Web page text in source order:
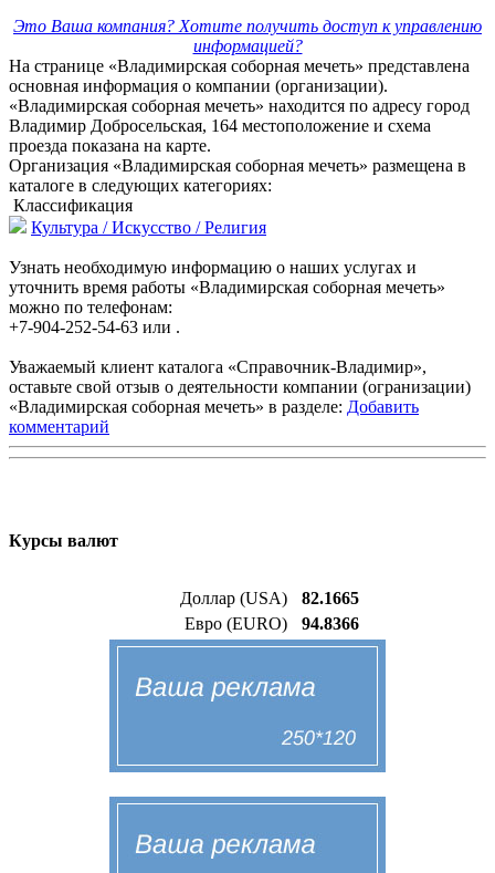
Это Ваша компания? Хотите получить доступ к управлению
информацией?
На странице «Владимирская соборная мечеть» представлена
основная информация о компании (организации).
«Владимирская соборная мечеть» находится по адресу город
Владимир Добросельская, 164 местоположение и схема
проезда показана на карте.
Организация «Владимирская соборная мечеть» размещена в
каталоге в следующих категориях:
Классификация
Культура / Искусство / Религия
Узнать необходимую информацию о наших услугах и
уточнить время работы «Владимирская соборная мечеть»
можно по телефонам:
+7-904-252-54-63 или .
Уважаемый клиент каталога «Справочник-Владимир»,
оставьте свой отзыв о деятельности компании (огранизации)
«Владимирская соборная мечеть» в разделе: Добавить
комментарий
Курсы валют
Доллар (USA)
82.1665
Евро (EURO)
94.8366